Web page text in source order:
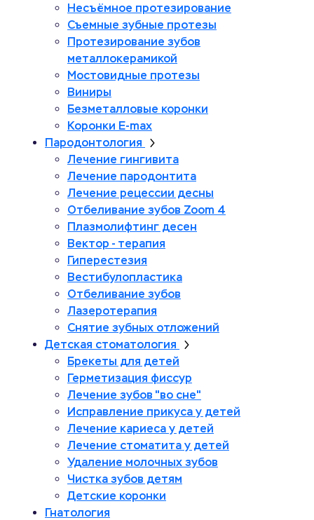
Несъёмное протезирование
Съемные зубные протезы
Протезирование зубов
металлокерамикой
Мостовидные протезы
Виниры
Безметалловые коронки
Коронки E-max
Пародонтология
Лечение гингивита
Лечение пародонтита
Лечение рецессии десны
Отбеливание зубов Zoom 4
Плазмолифтинг десен
Вектор - терапия
Гиперестезия
Вестибулопластика
Отбеливание зубов
Лазеротерапия
Снятие зубных отложений
Детская стоматология
Брекеты для детей
Герметизация фиссур
Лечение зубов "во сне"
Исправление прикуса у детей
Лечение кариеса у детей
Лечение стоматита у детей
Удаление молочных зубов
Чистка зубов детям
Детские коронки
Гнатология